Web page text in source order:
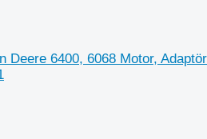
Deere 6400, 6068 Motor, Adaptör